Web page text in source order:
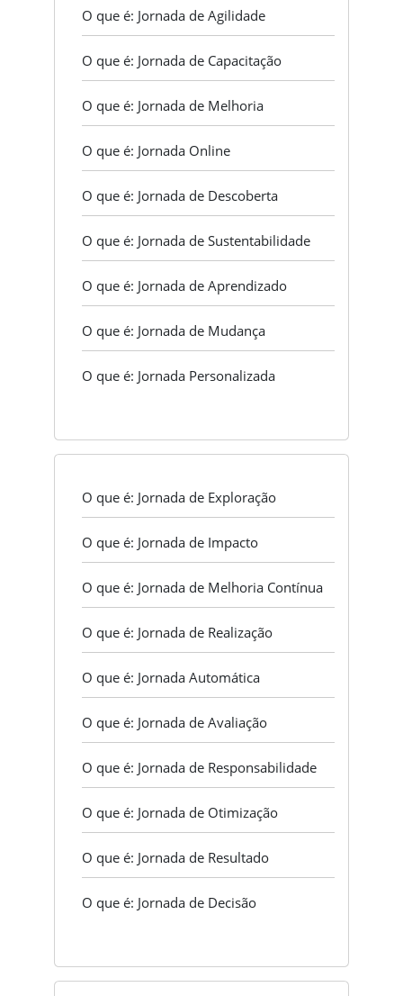
O que é: Jornada de Agilidade
O que é: Jornada de Capacitação
O que é: Jornada de Melhoria
O que é: Jornada Online
O que é: Jornada de Descoberta
O que é: Jornada de Sustentabilidade
O que é: Jornada de Aprendizado
O que é: Jornada de Mudança
O que é: Jornada Personalizada
O que é: Jornada de Exploração
O que é: Jornada de Impacto
O que é: Jornada de Melhoria Contínua
O que é: Jornada de Realização
O que é: Jornada Automática
O que é: Jornada de Avaliação
O que é: Jornada de Responsabilidade
O que é: Jornada de Otimização
O que é: Jornada de Resultado
O que é: Jornada de Decisão